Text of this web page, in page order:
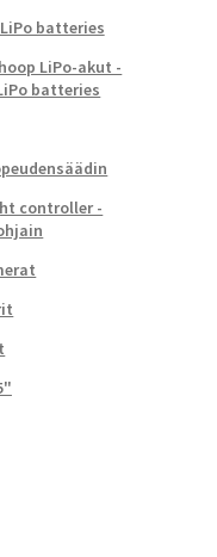
batteries
LiPo-akut -
batteries
controller -